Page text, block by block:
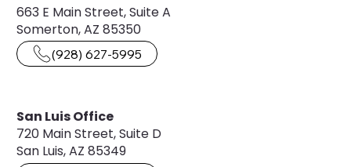
663 E Main Street, Suite A
Somerton, AZ 85350
(928) 627-5995
San Luis Office
720 Main Street, Suite D
San Luis, AZ 85349